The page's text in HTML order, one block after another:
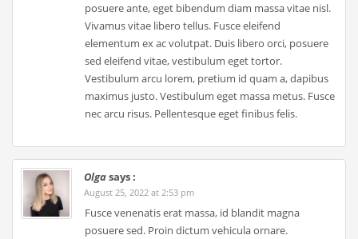
posuere ante, eget bibendum diam massa vitae nisl.
Vivamus vitae libero tellus. Fusce eleifend
elementum ex ac volutpat. Duis libero orci, posuere
sed eleifend vitae, vestibulum eget tortor.
Vestibulum arcu lorem, pretium id quam a, dapibus
maximus justo. Vestibulum eget massa metus. Fusce
nec arcu risus. Pellentesque eget finibus felis.
Olgasays :
August 25, 2022 at 2:53 pm
Fusce venenatis erat massa, id blandit magna
posuere sed. Proin dictum vehicula ornare.